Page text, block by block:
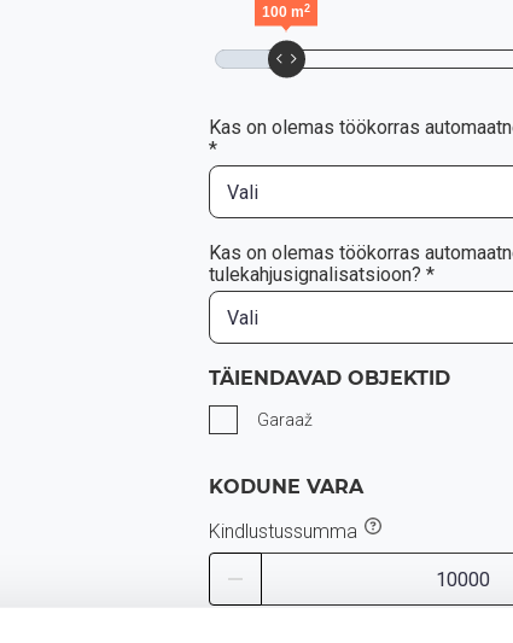
100 m2
Vali
Kas on olemas töökorras
*
Vali
Kas on olemas töökorras
tulekahjusignalisatsioon? *
TÄIENDAVAD OBJEKTID
Garaaž
KODUNE VARA
Kindlustussumma